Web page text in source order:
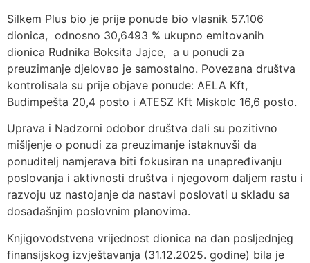
Silkem Plus bio je prije ponude bio vlasnik 57.106
dionica, odnosno 30,6493 % ukupno emitovanih
dionica Rudnika Boksita Jajce, a u ponudi za
preuzimanje djelovao je samostalno. Povezana društva
kontrolisala su prije objave ponude: AELA Kft,
Budimpešta 20,4 posto i ATESZ Kft Miskolc 16,6 posto.
Uprava i Nadzorni odobor društva dali su pozitivno
mišljenje o ponudi za preuzimanje istaknuvši da
ponuditelj namjerava biti fokusiran na unapređivanju
poslovanja i aktivnosti društva i njegovom daljem rastu i
razvoju uz nastojanje da nastavi poslovati u skladu sa
dosadašnjim poslovnim planovima.
Knjigovodstvena vrijednost dionica na dan posljednjeg
finansijskog izvještavanja (31.12.2025. godine) bila je